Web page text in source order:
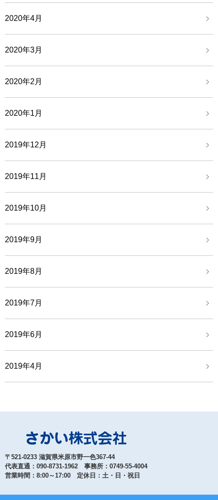
2020年4月
2020年3月
2020年2月
2020年1月
2019年12月
2019年11月
2019年10月
2019年9月
2019年8月
2019年7月
2019年6月
2019年4月
〒521-0233 滋賀県米原市野一色367-44
代表直通：090-8731-1962 事務所：0749-55-4004
営業時間：8:00～17:00 定休日：土・日・祝日